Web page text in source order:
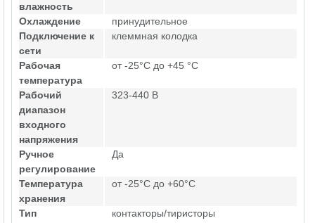
влажность
Охлаждение
принудительное
Подключение к
сети
клеммная колодка
Рабочая
температура
от -25°C до +45 °C
Рабочий
диапазон
входного
напряжения
323-440 В
Ручное
регулирование
Да
Температура
хранения
от -25°C до +60°C
Тип
контакторы/тиристоры